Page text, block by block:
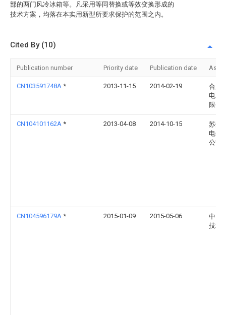
部的两门风冷冰箱等。凡采用等同替换或等效变换形成的
技术方案，均落在本实用新型所要求保护的范围之内。
Cited By (10)
Publication number Priority date Publication date
CN103591748A * 2013-11-15 2014-02-19
合肥
电冰
限公
CN104101162A * 2013-04-08 2014-10-15
苏州
电子
公司
CN104596179A * 2015-01-09 2015-05-06
中国
技术